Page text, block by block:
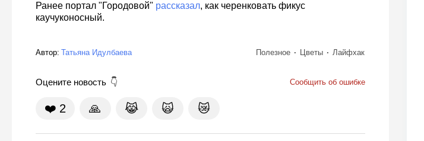
Ранее портал "Городовой" рассказал, как черенковать фикус
каучуконосный.
Автор: Татьяна Идулбаева Полезное Цветы Лайфхак
Оцените новость Сообщить об ошибке
❤️ 2 🙏 😹 🙀 😿